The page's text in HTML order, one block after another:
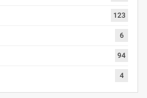
123
6
94
4